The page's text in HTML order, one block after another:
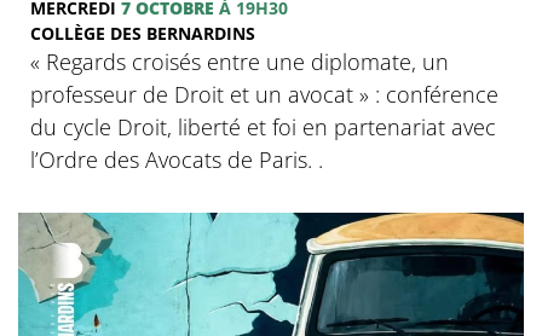
MERCREDI 7 OCTOBRE À 19H30
COLLÈGE DES BERNARDINS
‍« Regards croisés entre une diplomate, un
professeur de Droit et un avocat » : conférence
du cycle Droit, liberté et foi en partenariat avec
l’Ordre des Avocats de Paris. .